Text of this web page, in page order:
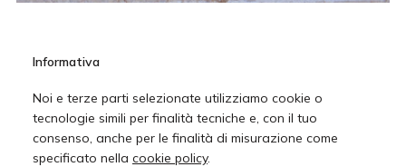
Informativa
Noi e terze parti selezionate utilizziamo cookie o
tecnologie simili per finalità tecniche e, con il tuo
consenso, anche per le finalità di misurazione come
specificato nella cookie policy.